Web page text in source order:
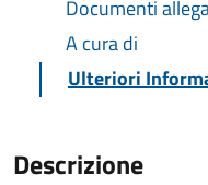
Documenti
A cura di
Ulteriori
Descrizione